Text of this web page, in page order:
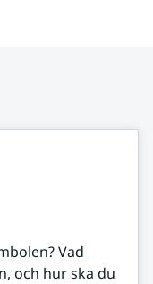
Vad
och hur ska du